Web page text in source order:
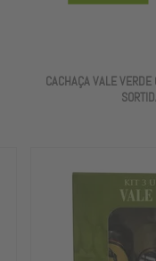
CACHAÇA VALE